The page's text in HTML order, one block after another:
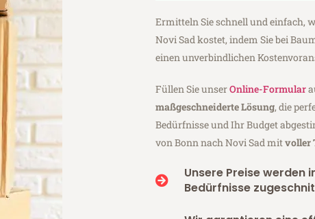
Ermitteln Sie schnell und einfach,
Novi Sad kostet, indem Sie bei
einen unverbindlichen
Füllen Sie unserOnline-Formular
maßgeschneiderte Lösung, die
Bedürfnisse und Ihr Budget
von Bonn nach Novi Sad mitvoller
Unsere Preise werden
Bedürfnisse